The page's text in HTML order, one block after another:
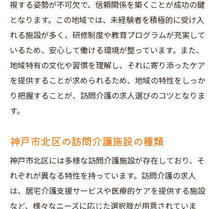
視する姿勢が不可欠で、信頼関係を築くことが成功の鍵
となります。この地域では、未経験者を積極的に受け入
れる施設が多く、研修制度や教育プログラムが充実して
いるため、安心して働ける環境が整っています。また、
地域特有の文化や習慣を理解し、それに寄り添ったケア
を提供することが求められるため、地域の特性をしっか
り把握することが、訪問介護の求人選びのコツとなりま
す。
神戸市北区の訪問介護施設の種類
神戸市北区には多様な訪問介護施設が存在しており、そ
れぞれが異なる特性を持っています。訪問介護の求人
は、居宅介護支援サービスや医療的ケアを提供する施設
など、様々なニーズに応じた選択肢が用意されていま